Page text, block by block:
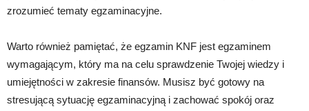
zrozumieć tematy egzaminacyjne.
Warto również pamiętać, że egzamin KNF jest egzaminem
wymagającym, który ma na celu sprawdzenie Twojej wiedzy i
umiejętności w zakresie finansów. Musisz być gotowy na
stresującą sytuację egzaminacyjną i zachować spokój oraz